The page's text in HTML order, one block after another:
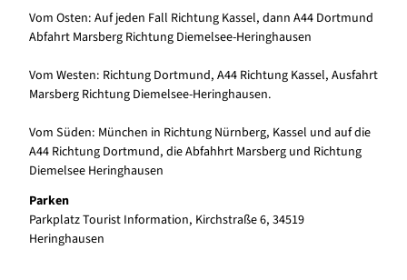
Vom Osten: Auf jeden Fall Richtung Kassel, dann A44 Dortmund
Abfahrt Marsberg Richtung Diemelsee-Heringhausen
Vom Westen: Richtung Dortmund, A44 Richtung Kassel, Ausfahrt
Marsberg Richtung Diemelsee-Heringhausen.
Vom Süden: München in Richtung Nürnberg, Kassel und auf die
A44 Richtung Dortmund, die Abfahhrt Marsberg und Richtung
Diemelsee Heringhausen
Parken
Parkplatz Tourist Information, Kirchstraße 6, 34519
Heringhausen